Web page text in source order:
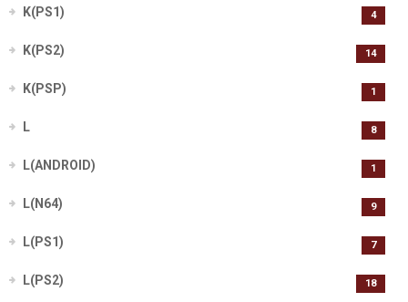
K(PS1) 4
K(PS2) 14
K(PSP) 1
L 8
L(ANDROID) 1
L(N64) 9
L(PS1) 7
L(PS2) 18